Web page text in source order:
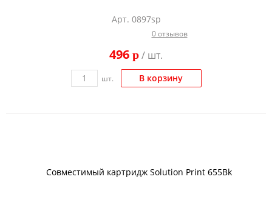
Арт. 0897sp
0 отзывов
496 p/ шт.
шт. В корзину
Совместимый картридж Solution Print 655Bk